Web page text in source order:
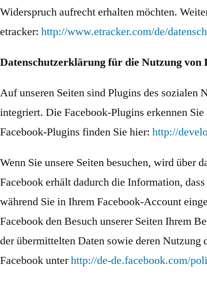
Widerspruch aufrecht erhalten möchten.
etracker: http://www.etracker.com/de/
Datenschutzerklärung für die Nutzung von
Auf unseren Seiten sind Plugins des
integriert. Die Facebook-Plugins erkennen
Facebook-Plugins finden Sie hier: http://
Wenn Sie unsere Seiten besuchen, wird über
Facebook erhält dadurch die Information,
während Sie in Ihrem Facebook-Account
Facebook den Besuch unserer Seiten Ihrem
der übermittelten Daten sowie deren
Facebook unterhttp://de-de.facebook.com/